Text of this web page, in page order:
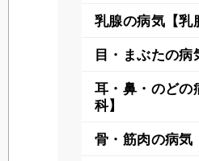
乳腺の病気【乳
目・まぶたの病
耳・鼻・のどの
科】
骨・筋肉の病気